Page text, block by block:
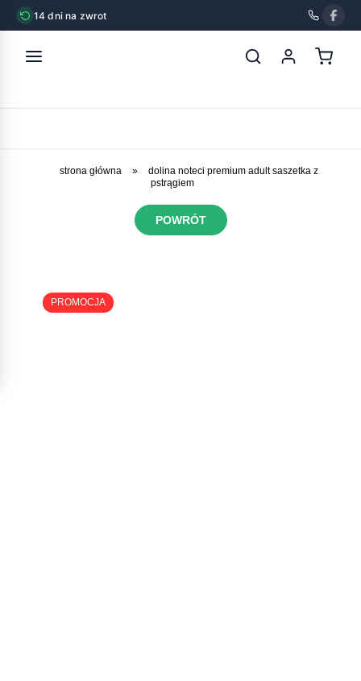
14 dni na zwrot
strona główna »
dolina noteci premium adult saszetka z
pstrągiem
POWRÓT
PROMOCJA